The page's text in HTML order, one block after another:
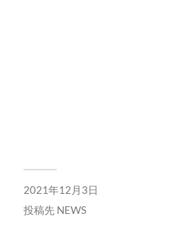
2021年12月3日
投稿先 NEWS